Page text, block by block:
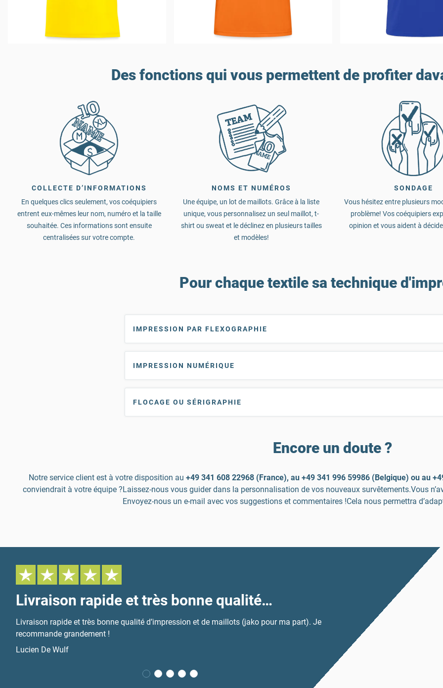
Des fonctions qui vous permettent de profiter
COLLECTE D’INFORMATIONS
En quelques clics seulement, vos coéquipiers
entrent eux-mêmes leur nom, numéro et la taille
souhaitée. Ces informations sont ensuite
centralisées sur votre compte.
NOMS ET NUMÉROS
Une équipe, un lot de maillots. Grâce à la liste
unique, vous personnalisez un seul maillot, t-
shirt ou sweat et le déclinez en plusieurs tailles
et modèles!
SONDAGE
Vous hésitez entre plusieurs
problème! Vos coéquipiers
opinion et vous aident à
Pour chaque textile sa technique
IMPRESSION PAR FLEXOGRAPHIE
IMPRESSION NUMÉRIQUE
FLOCAGE OU SÉRIGRAPHIE
Encore un doute ?
Notre service client est à votre disposition au +49 341 608 22968 (France), au +49 341 996 59986 (Belgique) ou au
conviendrait à votre équipe ?Laissez-nous vous guider dans la personnalisation de vos nouveaux survêtements.Vous
Envoyez-nous un e-mail avec vos suggestions et commentaires !Cela nous permettra
Livraison rapide et très bonne qualité…
Livraison rapide et très bonne qualité d’impression et de maillots (jako pour ma part). Je
recommande grandement !
Lucien De Wulf
Tout s’est bien
Tout s’est bien passé, 2 t-
Nathan Hertogs